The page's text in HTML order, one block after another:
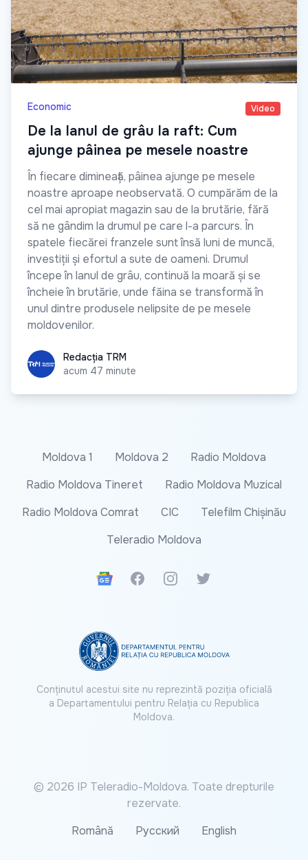
Economic Video
De la lanul de grâu la raft: Cum
ajunge pâinea pe mesele noastre
În fiecare dimineață, pâinea ajunge pe mesele
noastre aproape neobservată. O cumpărăm de la
cel mai apropiat magazin sau de la brutărie, fără
să ne gândim la drumul pe care l-a parcurs. În
spatele fiecărei franzele sunt însă luni de muncă,
investiții și efortul a sute de oameni. Drumul
începe în lanul de grâu, continuă la moară și se
încheie în brutărie, unde făina se transformă în
unul dintre produsele nelipsite de pe mesele
moldovenilor.
Redacția TRM
Redacția TRM
acum 47 minute
Moldova 1 Moldova 2
Radio Moldova
Radio Moldova Tineret
Radio Moldova Muzical
Radio Moldova Comrat
CIC
Telefilm Chișinău
Teleradio Moldova
Google News
FacebookInstagramTwitter
Conținutul acestui site nu reprezintă poziția oficială
a Departamentului pentru Relația cu Republica
Moldova.
© 2026 IP Teleradio-Moldova. Toate drepturile
rezervate.
Română
Русский English